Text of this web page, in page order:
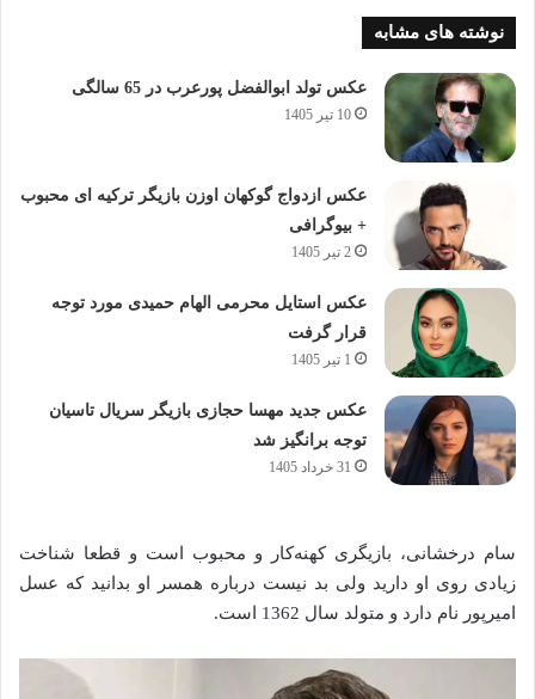
نوشته های مشابه
عکس تولد ابوالفضل پورعرب در 65 سالگی
10 تیر 1405
عکس ازدواج گوکهان اوزن بازیگر ترکیه ای محبوب
+ بیوگرافی
2 تیر 1405
عکس استایل محرمی الهام حمیدی مورد توجه
قرار گرفت
1 تیر 1405
عکس جدید مهسا حجازی بازیگر سریال تاسیان
توجه برانگیز شد
31 خرداد 1405
سام درخشانی، بازیگری کهنه‌کار و محبوب است و قطعا شناخت
زیادی روی او دارید ولی بد نیست درباره همسر او بدانید که عسل
امیرپور نام دارد و متولد سال 1362 است.